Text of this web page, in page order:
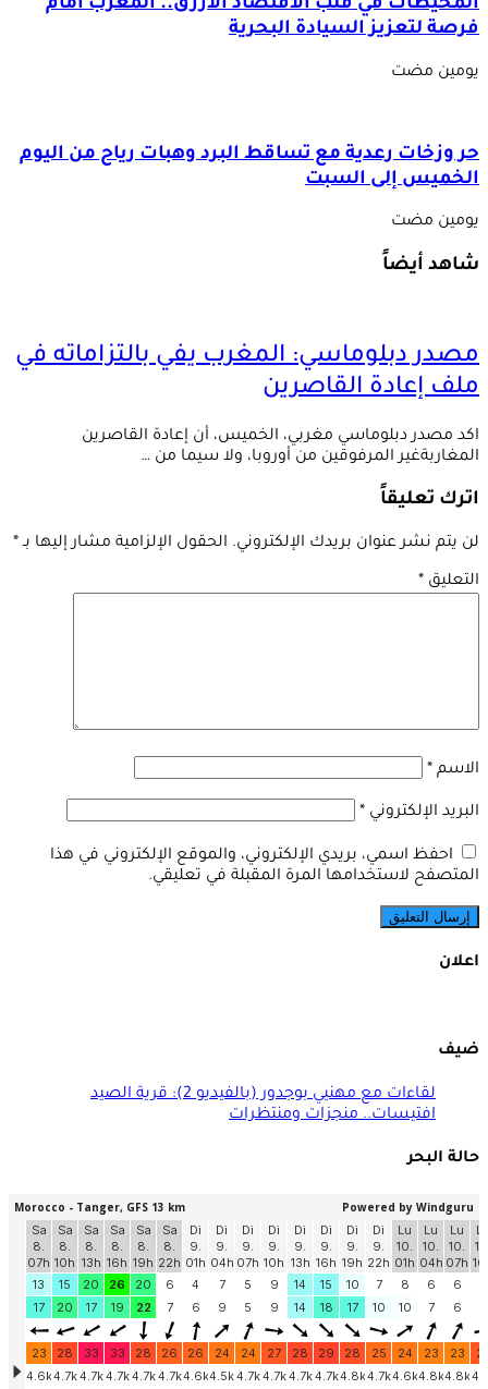
المحيطات في قلب الاقتصاد الأزرق.. المغرب أمام
فرصة لتعزيز السيادة البحرية
‏يومين مضت
حر وزخات رعدية مع تساقط البرد وهبات رياح من اليوم
الخميس إلى السبت
‏يومين مضت
شاهد أيضاً
مصدر دبلوماسي: المغرب يفي بالتزاماته في
ملف إعادة القاصرين
اكد مصدر دبلوماسي مغربي، الخميس، أن إعادة القاصرين
المغاربةغير المرفوقين من أوروبا، ولا سيما من …
اترك تعليقاً
لن يتم نشر عنوان بريدك الإلكتروني. الحقول الإلزامية مشار إليها بـ*
التعليق *
الاسم *
البريد الإلكتروني *
احفظ اسمي، بريدي الإلكتروني، والموقع الإلكتروني في هذا
المتصفح لاستخدامها المرة المقبلة في تعليقي.
اعلان
ضيف
لقاءات مع مهنيي بوجدور (بالفيديو 2): قرية الصيد
افتيسات.. منجزات ومنتظرات
حالة البحر